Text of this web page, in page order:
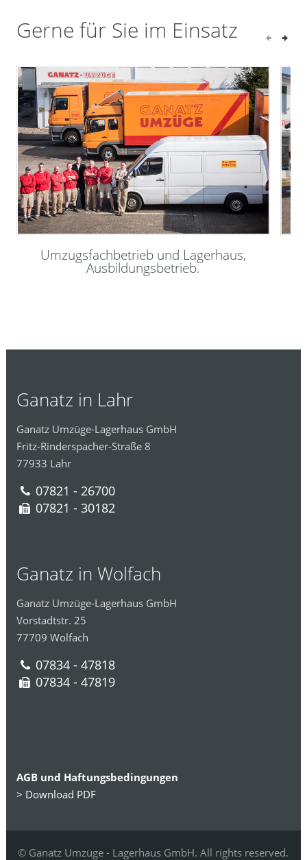
Gerne für Sie im Einsatz
Umzugsfachbetrieb und Lagerhaus,
Ausbildungsbetrieb.
Ganatz in Lahr
Ganatz Umzüge-Lagerhaus GmbH
Fritz-Rinderspacher-Straße 8
77933 Lahr
07821 - 26700
07821 - 30182
Ganatz in Wolfach
Ganatz Umzüge-Lagerhaus GmbH
Vorstadtstr. 25
77709 Wolfach
07834 - 47818
07834 - 47819
AGB und Haftungsbedingungen
> Download PDF
© Ganatz Umzüge - Lagerhaus GmbH. All rights reserved.